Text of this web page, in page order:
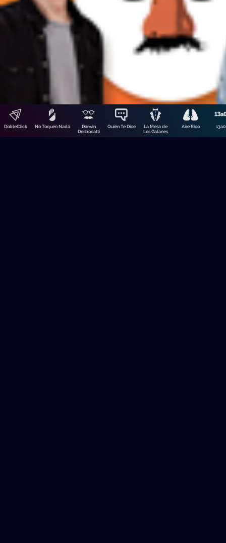
DobleClick No Toquen Nada
Darwin
Desbocatti
Quién Te Dice
La Mesa de
Los Galanes
Aire Rico 13a0
Nosotros
La playlist de Dj Silencio La playlist